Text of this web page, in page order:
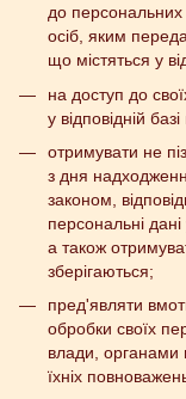
до
осіб, яким
що містяться у
на доступ до
у відповідній
отримувати не
з дня
законом,
персональні
а також
зберігаються;
пред'являти
обробки своїх
влади, органами
їхніх